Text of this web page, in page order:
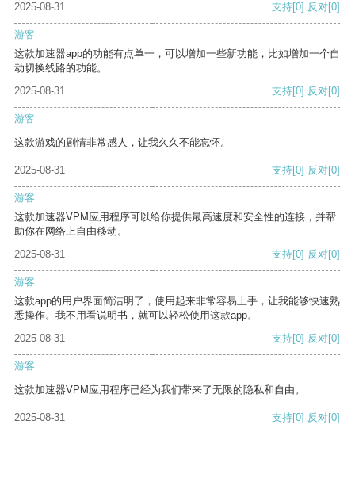
2025-08-31 支持[0] 反对[0]
游客
这款加速器app的功能有点单一，可以增加一些新功能，比如增加一个自
动切换线路的功能。
2025-08-31
支持[0] 反对[0]
游客
这款游戏的剧情非常感人，让我久久不能忘怀。
2025-08-31 支持[0] 反对[0]
游客
这款加速器VPM应用程序可以给你提供最高速度和安全性的连接，并帮
助你在网络上自由移动。
2025-08-31
支持[0] 反对[0]
游客
这款app的用户界面简洁明了，使用起来非常容易上手，让我能够快速熟
悉操作。我不用看说明书，就可以轻松使用这款app。
2025-08-31
支持[0] 反对[0]
游客
这款加速器VPM应用程序已经为我们带来了无限的隐私和自由。
2025-08-31 支持[0] 反对[0]